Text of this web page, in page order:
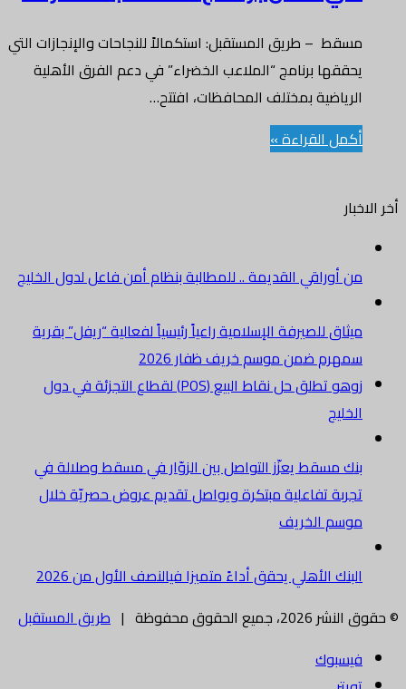
مسقط – طريق المستقبل: استكمالاً للنجاحات والإنجازات التي
يحققها برنامج “الملاعب الخضراء” في دعم الفرق الأهلية
الرياضية بمختلف المحافظات، افتتح…
أكمل القراءة »
أخر الاخبار
من أوراقي القديمة .. للمطالبة بنظام أمن فاعل لدول الخليج
ميثاق للصيرفة الإسلامية راعياً رئيسياً لفعالية “ريفل” بقرية
سمهرم ضمن موسم خريف ظفار 2026
زوهو تطلق حل نقاط البيع (POS) لقطاع التجزئة في دول
الخليج
بنك مسقط يعزّز التواصل بين الزوّار في مسقط وصلالة في
تجربة تفاعلية مبتكرة ويواصل تقديم عروض حصريّة خلال
موسم الخريف
البنك الأهلي يحقق أداءً متميزا فيالنصف الأول من 2026
© حقوق النشر 2026، جميع الحقوق محفوظة |
طريق المستقبل
فيسبوك